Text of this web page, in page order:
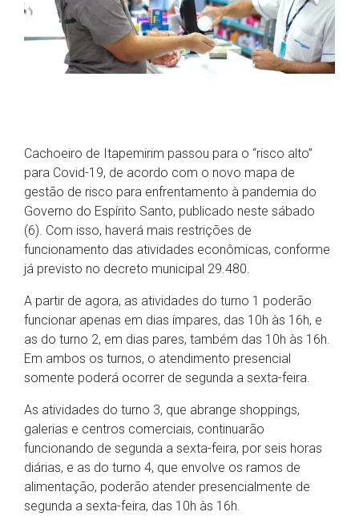
Cachoeiro de Itapemirim passou para o “risco alto”
para Covid-19, de acordo com o novo mapa de
gestão de risco para enfrentamento à pandemia do
Governo do Espírito Santo, publicado neste sábado
(6). Com isso, haverá mais restrições de
funcionamento das atividades econômicas, conforme
já previsto no decreto municipal 29.480.
A partir de agora, as atividades do turno 1 poderão
funcionar apenas em dias ímpares, das 10h às 16h, e
as do turno 2, em dias pares, também das 10h às 16h.
Em ambos os turnos, o atendimento presencial
somente poderá ocorrer de segunda a sexta-feira.
As atividades do turno 3, que abrange shoppings,
galerias e centros comerciais, continuarão
funcionando de segunda a sexta-feira, por seis horas
diárias, e as do turno 4, que envolve os ramos de
alimentação, poderão atender presencialmente de
segunda a sexta-feira, das 10h às 16h.